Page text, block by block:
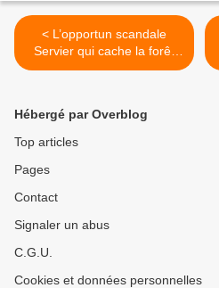
< L’opportun scandale
Servier qui cache la forêt
McKinsey
Hébergé par Overblog
Top articles
Pages
Contact
Signaler un abus
C.G.U.
Cookies et données personnelles